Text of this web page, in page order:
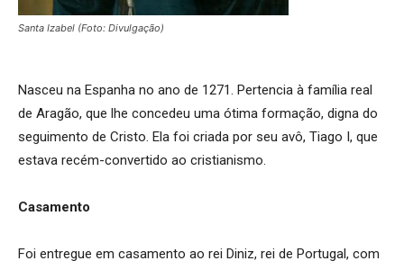
Santa Izabel (Foto: Divulgação)
Nasceu na Espanha no ano de 1271. Pertencia à família real
de Aragão, que lhe concedeu uma ótima formação, digna do
seguimento de Cristo. Ela foi criada por seu avô, Tiago I, que
estava recém-convertido ao cristianismo.
Casamento
Foi entregue em casamento ao rei Diniz, rei de Portugal, com